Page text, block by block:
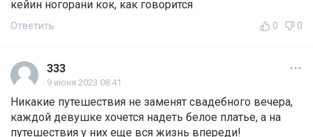
кейин ногорани кок, как говорится
Ответить 0 0
333
9 июня 2023 08:41
Никакие путешествия не заменят свадебного вечера,
каждой девушке хочется надеть белое платье, а на
путешествия у них еще вся жизнь впереди!